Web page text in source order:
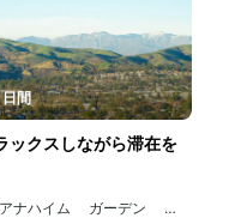
間
ックスしながら滞在を
ナハイム ガーデン グ